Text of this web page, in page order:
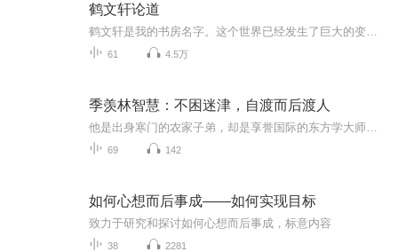
鹤文轩论道
61 4.5万
季羡林智慧：不困迷津，自渡而后渡人
69 142
如何心想而后事成——如何实现目标
致力于研究和探讨如何心想而后事成，标意内容
38 2281